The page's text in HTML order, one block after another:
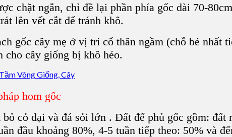
chặt ngắn, chỉ đề lại phần phía gốc dài 70-
lên vết cắt để tránh khô.
gốc cây mẹ ở vị trí cổ thân ngầm (chỗ bé nhất
cho cây giống bị khô héo.
hom gốc
cỏ dại và đá sỏi lớn . Đất để phủ gốc gồm: đất
đầu khoảng 80%, 4-5 tuần tiếp theo: 50% và